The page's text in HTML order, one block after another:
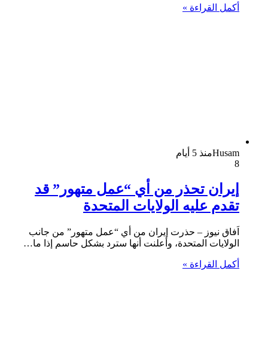
أكمل القراءة »
Husamمنذ 5 أيام
8
إيران تحذر من أي “عمل متهور” قد
تقدم عليه الولايات المتحدة
اَفاق نيوز – حذرت إيران من أي “عمل متهور” من جانب
الولايات المتحدة، وأعلنت أنها سترد بشكل حاسم إذا ما…
أكمل القراءة »